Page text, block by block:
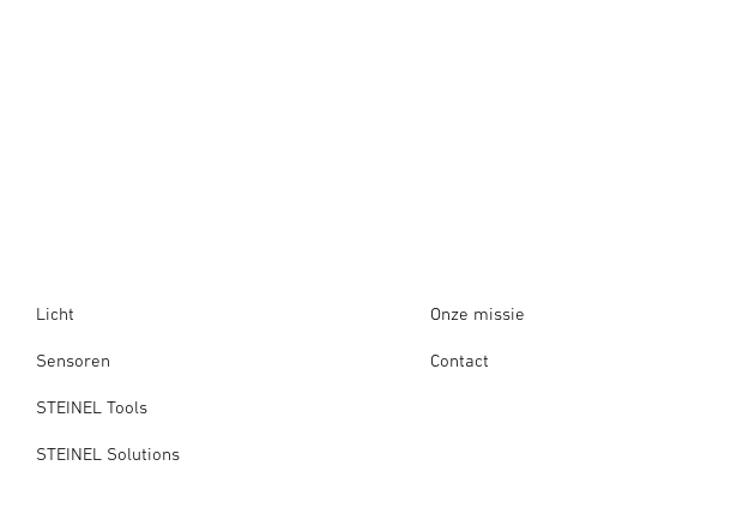
Licht
Sensoren
STEINEL Tools
STEINEL Solutions
Onze missie
Contact